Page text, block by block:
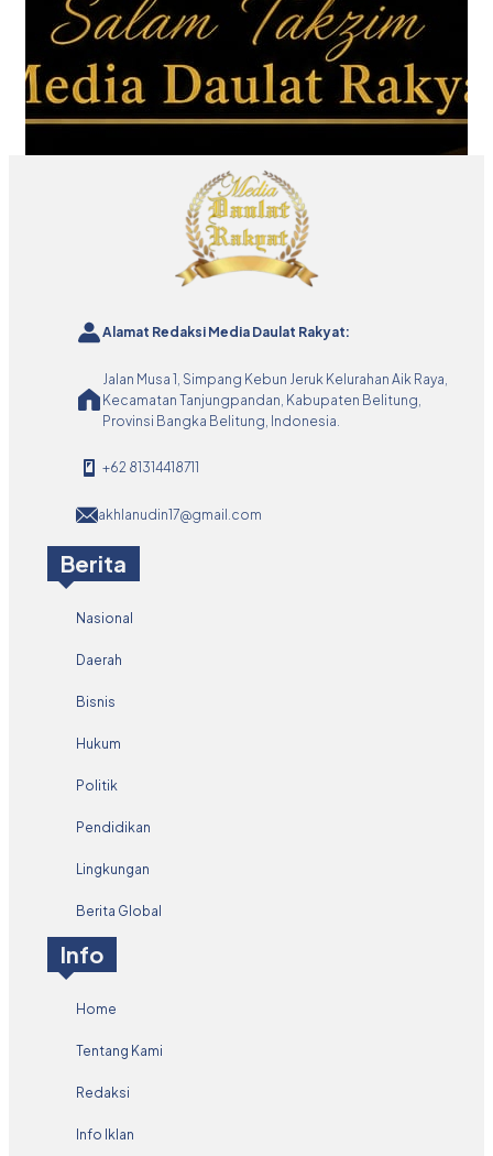
Alamat Redaksi Media Daulat Rakyat:
Jalan Musa 1, Simpang Kebun Jeruk Kelurahan Aik Raya,
Kecamatan Tanjungpandan, Kabupaten Belitung,
Provinsi Bangka Belitung, Indonesia.
+62 81314418711
akhlanudin17@gmail.com
Berita
Nasional
Daerah
Bisnis
Hukum
Politik
Pendidikan
Lingkungan
Berita Global
Info
Home
Tentang Kami
Redaksi
Info Iklan